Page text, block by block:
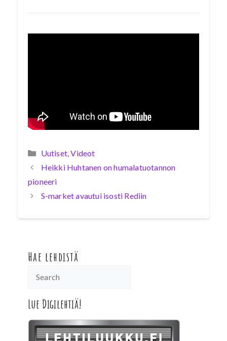
Kategoriat
Uutiset,Videot
Heikki Huhtanen on humalatuotannon
pioneeri
S-market avautui isosti Rediin
Hae lehdistä
Lue Digilehtiä!